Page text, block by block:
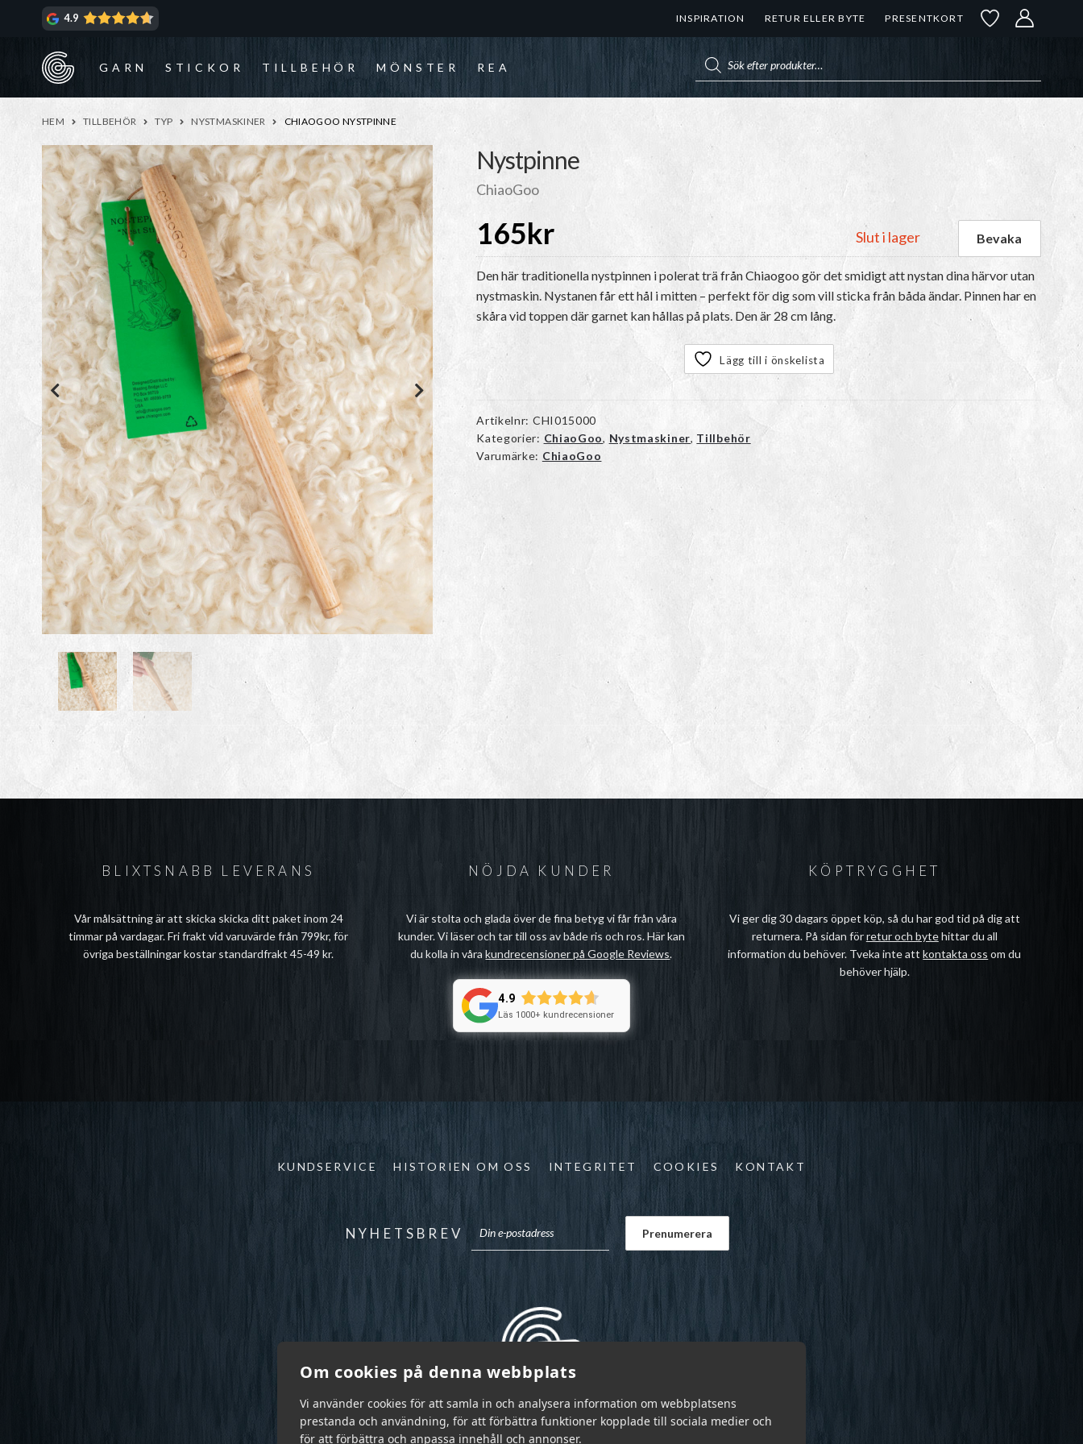
Om cookies på denna webbplats
Vi använder cookies för att samla in och analysera information om webbplatsens
prestanda och användning, för att förbättra funktioner kopplade till sociala medier och
för att förbättra och anpassa innehåll och annonser.
4.9 INSPIRATION RETUR ELLER BYTE PRESENTKORT
GARN STICKOR TILLBEHÖR MÖNSTER REA
HEM TILLBEHÖR TYP NYSTMASKINER CHIAOGOO NYSTPINNE
Nystpinne
ChiaoGoo
165kr Slut i lager
Den här traditionella nystpinnen i polerat trä från Chiaogoo gör det smidigt att nystan dina härvor utan
nystmaskin. Nystanen får ett hål i mitten – perfekt för dig som vill sticka från båda ändar. Pinnen har en
skåra vid toppen där garnet kan hållas på plats. Den är 28 cm lång.
Lägg till i önskelista
Artikelnr: CHI015000
Kategorier: ChiaoGoo, Nystmaskiner, Tillbehör
Varumärke: ChiaoGoo
BLIXTSNABB LEVERANS
Vår målsättning är att skicka skicka ditt paket inom 24
timmar på vardagar. Fri frakt vid varuvärde från 799kr, för
övriga beställningar kostar standardfrakt 45-49 kr.
NÖJDA KUNDER
Vi är stolta och glada över de fina betyg vi får från våra
kunder. Vi läser och tar till oss av både ris och ros. Här kan
du kolla in vårakundrecensioner på Google Reviews.
4.9
Läs 1000+ kundrecensioner
KÖPTRYGGHET
Vi ger dig 30 dagars öppet köp, så du har god tid på dig att
returnera. På sidan förretur och bytehittar du all
information du behöver. Tveka inte attkontakta oss om du
behöver hjälp.
KUNDSERVICE HISTORIEN OM OSS INTEGRITET COOKIES KONTAKT
NYHETSBREV